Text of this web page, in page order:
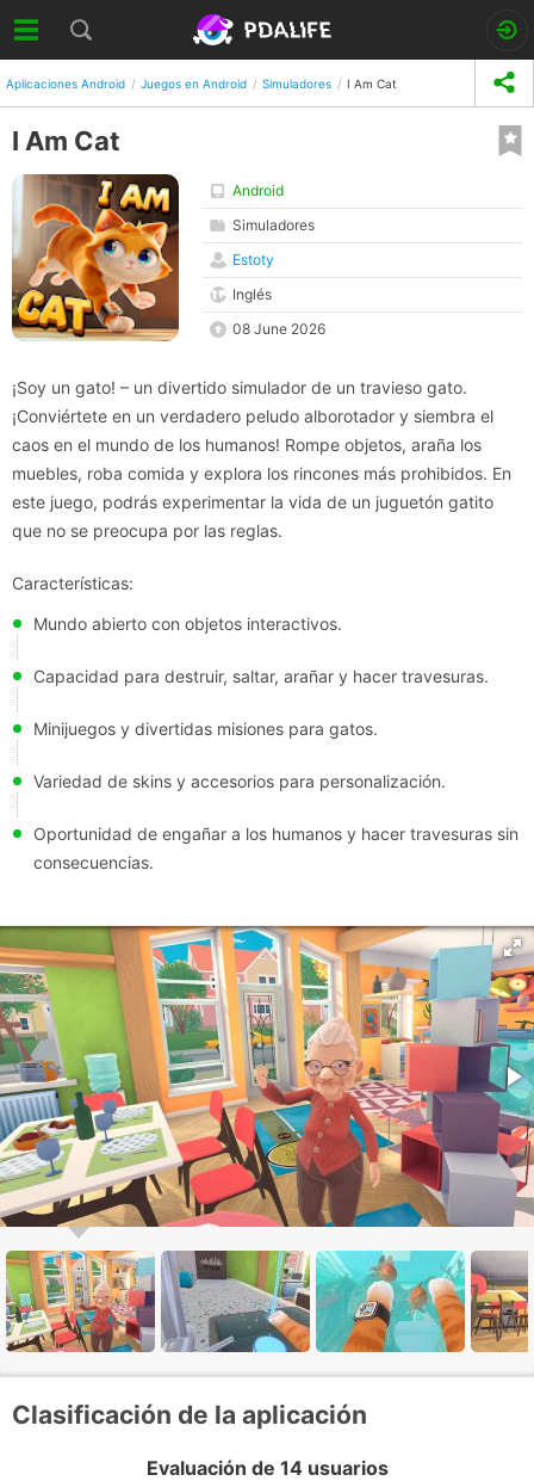
Aplicaciones Android Juegos en Android Simuladores I Am Cat
I Am Cat
Android
Simuladores
Estoty
Inglés
08 June 2026
¡Soy un gato! – un divertido simulador de un travieso gato.
¡Conviértete en un verdadero peludo alborotador y siembra el
caos en el mundo de los humanos! Rompe objetos, araña los
muebles, roba comida y explora los rincones más prohibidos. En
este juego, podrás experimentar la vida de un juguetón gatito
que no se preocupa por las reglas.
Características:
Mundo abierto con objetos interactivos.
Capacidad para destruir, saltar, arañar y hacer travesuras.
Minijuegos y divertidas misiones para gatos.
Variedad de skins y accesorios para personalización.
Oportunidad de engañar a los humanos y hacer travesuras sin
consecuencias.
Clasificación de la aplicación
Evaluación de 14 usuarios